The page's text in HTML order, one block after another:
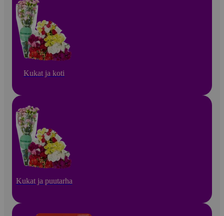
Kukat ja koti
Kukat ja puutarha